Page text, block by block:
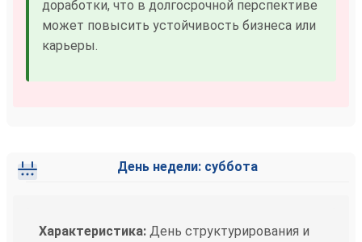
доработки, что в долгосрочной перспективе
может повысить устойчивость бизнеса или
карьеры.
День недели: суббота
Характеристика: День структурирования и